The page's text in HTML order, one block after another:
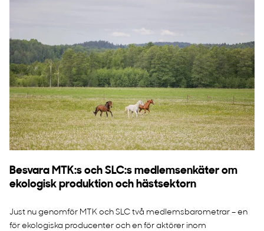
Besvara MTK:s och SLC:s medlemsenkäter om
ekologisk produktion och hästsektorn
Just nu genomför MTK och SLC två medlemsbarometrar – en
för ekologiska producenter och en för aktörer inom